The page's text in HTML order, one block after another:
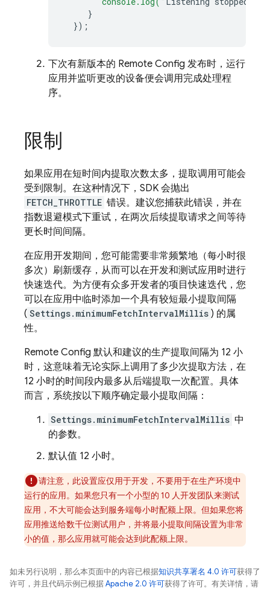
}
});
下次有新版本的 Remote Config 发布时，运行
应用并监听更改的设备便会调用完成处理程
序。
限制
如果应用在短时间内提取次数太多，提取调用可能会
受到限制。在这种情况下，SDK 会抛出
FETCH_THROTTLE 错误。建议您捕获此错误，并在
指数退避模式下重试，在两次后续提取请求之间等待
更长时间间隔。
在应用开发期间，您可能需要非常频繁地（每小时很
多次）刷新缓存，从而可以在开发和测试应用时进行
快速迭代。为方便有众多开发者的项目快速迭代，您
可以在应用中临时添加一个具有较短最小提取间隔
( Settings.minimumFetchIntervalMillis ) 的属
性。
Remote Config 默认和建议的生产提取间隔为 12 小
时，这意味着无论实际上调用了多少次提取方法，在
12 小时的时间段内最多从后端提取一次配置。具体
而言，系统按以下顺序确定最小提取间隔：
Settings.minimumFetchIntervalMillis 中
的参数。
默认值 12 小时。
请注意，此设置应仅用于开发，不要用于在生产环境中
运行的应用。如果您只有一个小型的 10 人开发团队来测试
应用，不大可能会达到服务端每小时配额上限。但如果您将
应用推送给数千位测试用户，并将最小提取间隔设置为非常
小的值，那么应用就可能会达到此配额上限。
如未另行说明，那么本页面中的内容已根据知识共享署名 4.0 许可获得了
许可，并且代码示例已根据Apache 2.0 许可获得了许可。有关详情，请